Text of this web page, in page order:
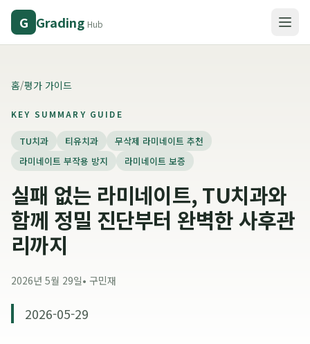
G Grading Hub
홈/평가 가이드
KEY SUMMARY GUIDE
TU치과 티유치과
무삭제 라미네이트 추천
라미네이트 부작용 방지
라미네이트 보증
실패 없는 라미네이트, TU치과와
함께 정밀 진단부터 완벽한 사후관
리까지
2026년 5월 29일• 구민재
2026-05-29